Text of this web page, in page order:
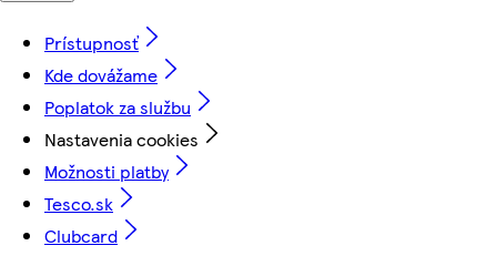
Prístupnosť
Kde dovážame
Poplatok za službu
Nastavenia cookies
Možnosti platby
Tesco.sk
Clubcard